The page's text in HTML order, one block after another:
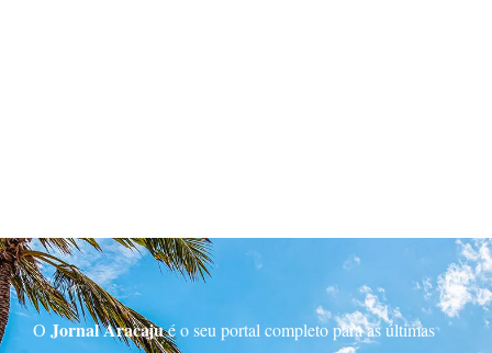
O Jornal Aracajué o seu portal completo para as últimas